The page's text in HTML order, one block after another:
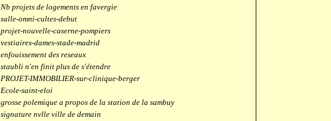
Nb projets de logements en favergie
salle-omni-cultes-debut
projet-nouvelle-caserne-pompiers
vestiaires-dames-stade-madrid
enfouissement des reseaux
staubli n'en finit plus de s'étendre
PROJET-IMMOBILIER-sur-clinique-berger
Ecole-saint-eloi
grosse polemique a propos de la station de la sambuy
signature nvlle ville de demain